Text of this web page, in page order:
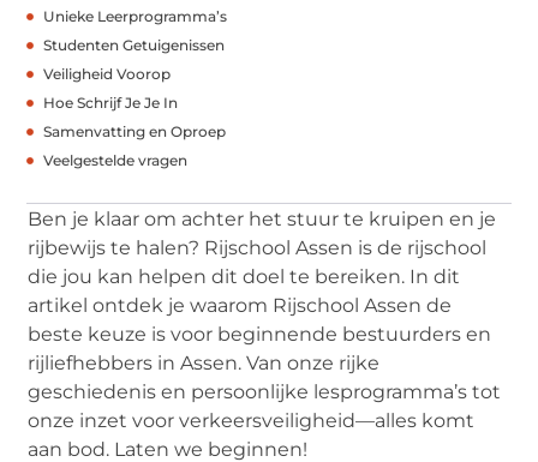
Unieke Leerprogramma’s
Studenten Getuigenissen
Veiligheid Voorop
Hoe Schrijf Je Je In
Samenvatting en Oproep
Veelgestelde vragen
Ben je klaar om achter het stuur te kruipen en je
rijbewijs te halen? Rijschool Assen is de rijschool
die jou kan helpen dit doel te bereiken. In dit
artikel ontdek je waarom Rijschool Assen de
beste keuze is voor beginnende bestuurders en
rijliefhebbers in Assen. Van onze rijke
geschiedenis en persoonlijke lesprogramma’s tot
onze inzet voor verkeersveiligheid—alles komt
aan bod. Laten we beginnen!